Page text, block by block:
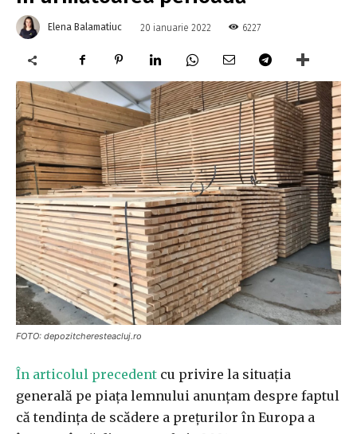
Elena Balamatiuc 20 ianuarie 2022 6227
FOTO: depozitcheresteacluj.ro
În articolul precedent cu privire la situația
generală pe piața lemnului anunțam despre faptul
că tendința de scădere a prețurilor în Europa a